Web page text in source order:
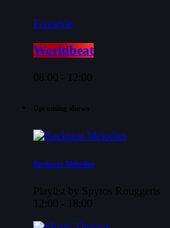
Freestyle
Worldbeat
08:00 - 12:00
Upcoming shows
Backseat Melodies
Playlist by Spyros Rouggeris
12:00 - 18:00